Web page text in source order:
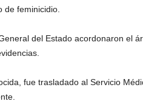
de feminicidio.
del Estado acordonaron el
fue trasladado al Servicio